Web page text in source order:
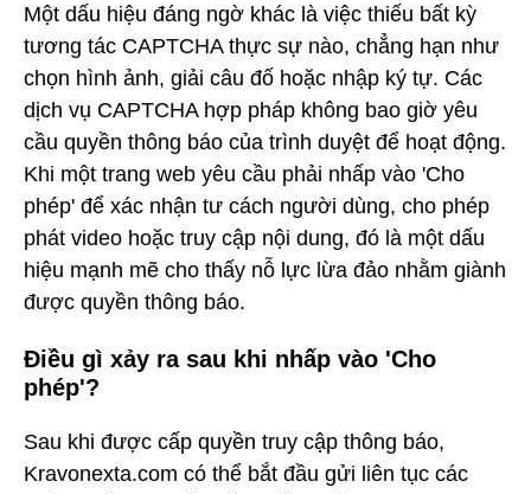
Một dấu hiệu đáng ngờ khác là việc thiếu bất kỳ
tương tác CAPTCHA thực sự nào, chẳng hạn như
chọn hình ảnh, giải câu đố hoặc nhập ký tự. Các
dịch vụ CAPTCHA hợp pháp không bao giờ yêu
cầu quyền thông báo của trình duyệt để hoạt động.
Khi một trang web yêu cầu phải nhấp vào 'Cho
phép' để xác nhận tư cách người dùng, cho phép
phát video hoặc truy cập nội dung, đó là một dấu
hiệu mạnh mẽ cho thấy nỗ lực lừa đảo nhằm giành
được quyền thông báo.
Điều gì xảy ra sau khi nhấp vào 'Cho
phép'?
Sau khi được cấp quyền truy cập thông báo,
Kravonexta.com có thể bắt đầu gửi liên tục các